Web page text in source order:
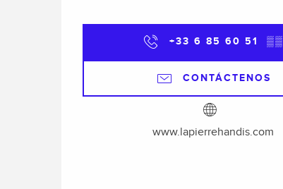
+33 6 85 60 51 ▒▒
CONTÁCTENOS
www.lapierrehandis.com